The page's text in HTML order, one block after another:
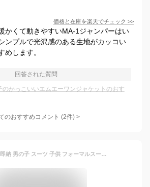
価格と在庫を楽天でチェック >>
かくて動きやすいMA-1ジャンパーはい
ンプルで光沢感のある生地がカッコい
めします。
回答された質問
のかっこいいエムエーワンジャケットのおす
のおすすめコメント (2件) >
ランキング1位 即納 男の子 スーツ 子供 フォーマルスーツ 8タイプ 子供スーツ キッズ フォーマル スリーピース 4点セット ジャケット ジレ パンツ 蝶ネクタイ セットアップ タキシード ノッチドラペル 礼服 スーツセット お受験 卒業式 入学式 結婚 面会 発表会 演奏会 黒い